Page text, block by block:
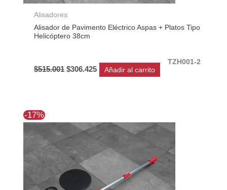
Alisadores
Alisador de Pavimento Eléctrico Aspas + Platos Tipo
Helicóptero 38cm
TZH001-2
$515.001 $306.425 Añadir al carrito
-17%
precio
original
$257.397.
precio
actual
es:
$214.375.